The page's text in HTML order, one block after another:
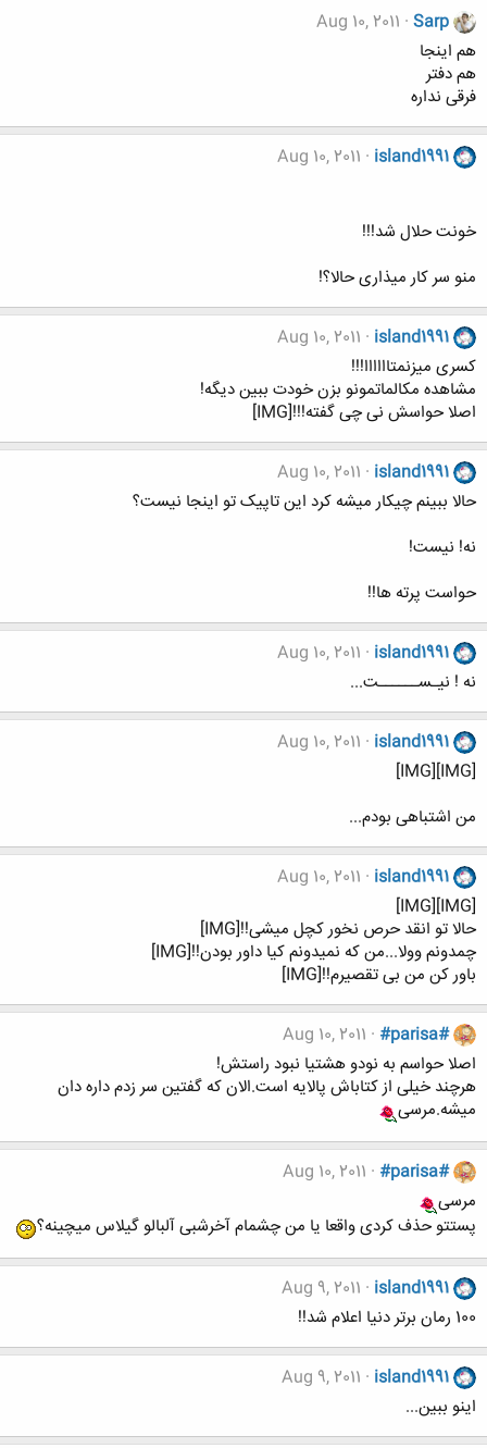
Sarp
Aug 10, 2011
هم اینجا
هم دفتر
فرقی نداره
island1991
Aug 10, 2011
خونت حلال شد!!!
منو سر کار میذاری حالا؟!
island1991
Aug 10, 2011
کسری میزنمتاااااا!!!
مشاهده مکالماتمونو بزن خودت ببین دیگه!
اصلا حواسش نی چی گفته!!![IMG]
island1991
Aug 10, 2011
حالا ببینم چیکار میشه کرد این تاپیک تو اینجا نیست؟
نه! نیست!
حواست پرته ها!!
island1991
Aug 10, 2011
نه ! نیـســــــت...
island1991
Aug 10, 2011
[IMG][IMG]
من اشتباهی بودم...
island1991
Aug 10, 2011
[IMG][IMG]
حالا تو انقد حرص نخور کچل میشی!![IMG]
چمدونم وولا...من که نمیدونم کیا داور بودن!![IMG]
باور کن من بی تقصیرم!![IMG]
#parisa#
Aug 10, 2011
اصلا حواسم به نودو هشتیا نبود راستش!
هرچند خیلی از کتاباش پالایه است.الان که گفتین سر زدم داره دان
میشه.مرسی
#parisa#
Aug 10, 2011
مرسی
پستتو حذف کردی واقعا یا من چشمام آخرشبی آلبالو گیلاس میچینه؟
island1991
Aug 9, 2011
100 رمان برتر دنیا اعلام شد!!
island1991
Aug 9, 2011
اینو ببین...